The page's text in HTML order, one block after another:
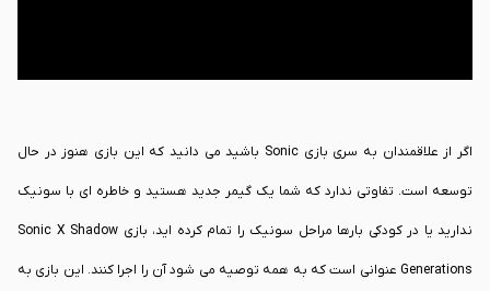
اگر از علاقمندان به سری بازی Sonic باشید می دانید که این بازی هنوز در حال
توسعه است. تفاوتی ندارد که شما یک گیمر جدید هستید و خاطره ای با سونیک
ندارید یا در کودکی بارها مراحل سونیک را تمام کرده اید، بازی Sonic X Shadow
Generations عنوانی است که به همه توصیه می شود آن را اجرا کنند. این بازی به